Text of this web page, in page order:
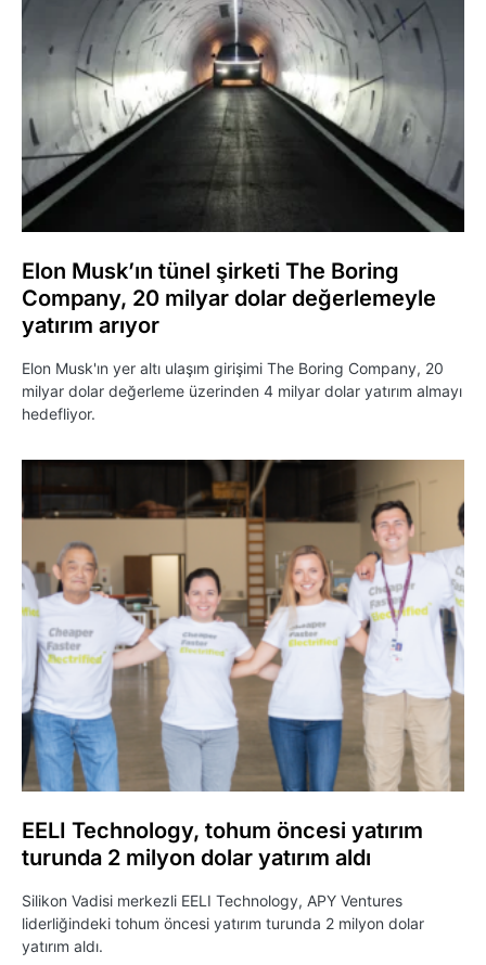
Elon Musk’ın tünel şirketi The Boring
Company, 20 milyar dolar değerlemeyle
yatırım arıyor
Elon Musk'ın yer altı ulaşım girişimi The Boring Company, 20
milyar dolar değerleme üzerinden 4 milyar dolar yatırım almayı
hedefliyor.
EELI Technology, tohum öncesi yatırım
turunda 2 milyon dolar yatırım aldı
Silikon Vadisi merkezli EELI Technology, APY Ventures
liderliğindeki tohum öncesi yatırım turunda 2 milyon dolar
yatırım aldı.